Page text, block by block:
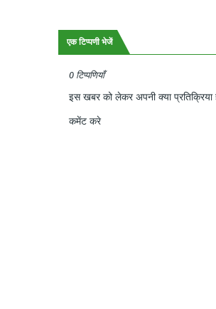
एक टिप्पणी भेजें
0 टिप्पणियाँ
इस खबर को लेकर अपनी क्या
कमेंट करे